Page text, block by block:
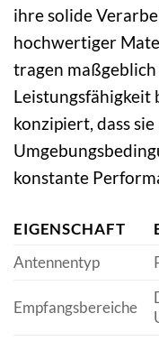
ihre solide
hochwertiger
tragen
Leistungsfähigkeit
konzipiert, dass
konstante
EIGENSCHAFT
Antennentyp
Empfangsbereiche